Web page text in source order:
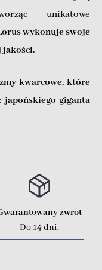
unikatowe
wykonuje swoje
jakości.
kwarcowe, które
japońskiego giganta
zwrot
Do 14 dni.